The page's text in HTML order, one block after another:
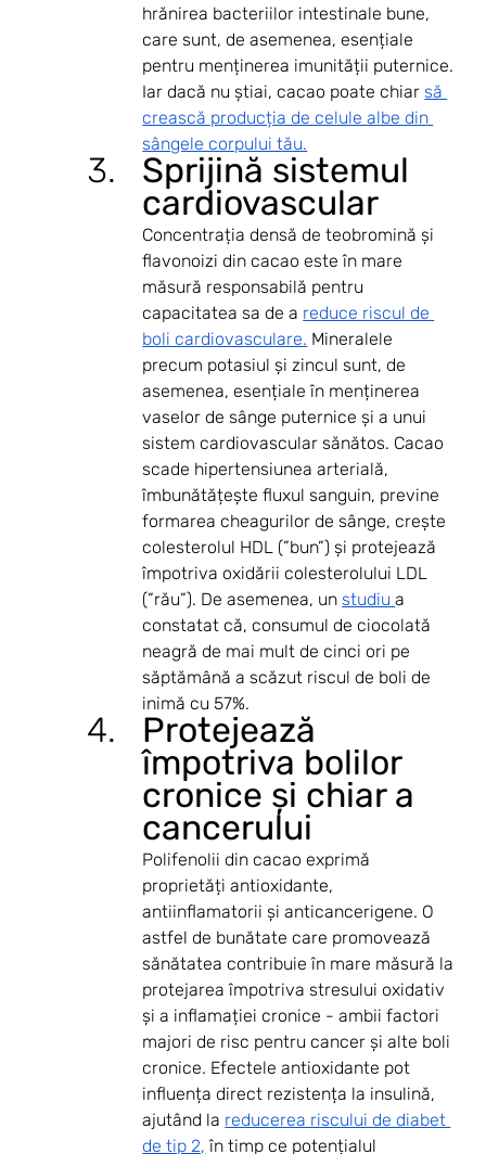
hrănirea bacteriilor intestinale bune,
care sunt, de asemenea, esențiale
pentru menținerea imunității puternice.
Iar dacă nu știai, cacao poate chiar să
crească producția de celule albe din
sângele corpului tău.
Sprijină sistemul
cardiovascular
Concentrația densă de teobromină și
flavonoizi din cacao este în mare
măsură responsabilă pentru
capacitatea sa de a reduce riscul de
boli cardiovasculare. Mineralele
precum potasiul și zincul sunt, de
asemenea, esențiale în menținerea
vaselor de sânge puternice și a unui
sistem cardiovascular sănătos. Cacao
scade hipertensiunea arterială,
îmbunătățește fluxul sanguin, previne
formarea cheagurilor de sânge, crește
colesterolul HDL (”bun”) și protejează
împotriva oxidării colesterolului LDL
(”rău”). De asemenea, un studiu a
constatat că, consumul de ciocolată
neagră de mai mult de cinci ori pe
săptămână a scăzut riscul de boli de
inimă cu 57%.
Protejează
împotriva bolilor
cronice și chiar a
cancerului
Polifenolii din cacao exprimă
proprietăți antioxidante,
antiinflamatorii și anticancerigene. O
astfel de bunătate care promovează
sănătatea contribuie în mare măsură la
protejarea împotriva stresului oxidativ
și a inflamației cronice - ambii factori
majori de risc pentru cancer și alte boli
cronice. Efectele antioxidante pot
influența direct rezistența la insulină,
ajutând la reducerea riscului de diabet
de tip 2, în timp ce potențialul